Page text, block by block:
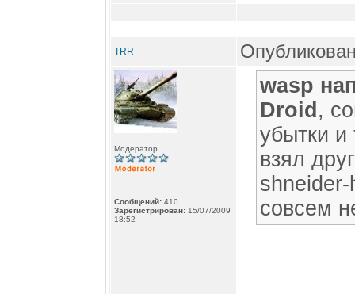
TRR
Модератор
Сообщений: 410
Зарегистрирован: 15/07/2009
18:52
wasp
Droid ,
убытки и
взял
shneider-
совсем